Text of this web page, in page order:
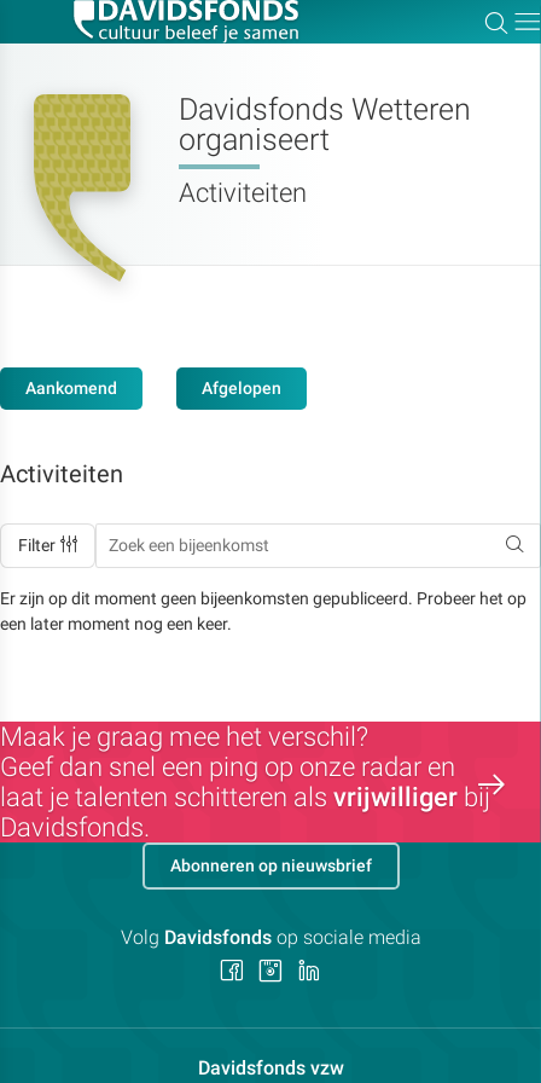
Davidsfonds Wetteren
organiseert
Activiteiten
Aankomend Afgelopen
Activiteiten
Filter
Er zijn op dit moment geen bijeenkomsten gepubliceerd. Probeer het op
een later moment nog een keer.
Maak je graag mee het verschil?
Geef dan snel een ping op onze radar en
laat je talenten schitteren als vrijwilliger bij
Davidsfonds.
Davidsfonds vzwContactpersoon:
Abonneren op nieuwsbrief
Volg Davidsfondsop sociale media
Volg Volg
Zoek:
Zoeken